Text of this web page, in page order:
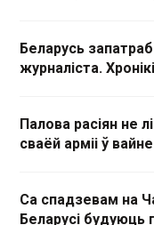
Беларусь
журналіста.
Палова расіян не
сваёй арміі ў
Са спадзевам на
Беларусі